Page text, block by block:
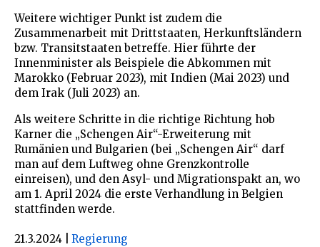
Weitere wichtiger Punkt ist zudem die
Zusammenarbeit mit Drittstaaten, Herkunftsländern
bzw. Transitstaaten betreffe. Hier führte der
Innenminister als Beispiele die Abkommen mit
Marokko (Februar 2023), mit Indien (Mai 2023) und
dem Irak (Juli 2023) an.
Als weitere Schritte in die richtige Richtung hob
Karner die „Schengen Air“-Erweiterung mit
Rumänien und Bulgarien (bei „Schengen Air“ darf
man auf dem Luftweg ohne Grenzkontrolle
einreisen), und den Asyl- und Migrationspakt an, wo
am 1. April 2024 die erste Verhandlung in Belgien
stattfinden werde.
21.3.2024 Regierung